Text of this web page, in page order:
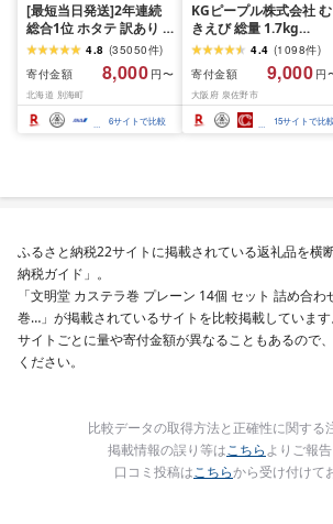
[最短当日発送]2年連続
総合1位 ホタテ 訳あり (
ふるさと納税 ほたて ふ
るさと納税 訳あり 帆立
ふるさと わけあり ホタ
テ貝柱 貝 人気 不揃い 刺
身 規格外 魚介 ランキン
グ 海鮮 冷凍 発送時期が
4.8 (35050件)
寄付金額
8,000 円〜
北海道 別海町
6サイトで比較
KGピープル株式会社 む
きえび 総量 1.7kg
(850g×2P) 特大 5Lサイ
ズ バナメイエビ バラ凍
結 下処理不要 サイズ不
揃い 訳あり
4.4 (1098件)
寄付金額
9,000 円
大阪府 泉佐野市
15サイトで比較
ふるさと納税22サイトに掲載されている返礼品を横
納税ガイド」。
「文明堂 カステラ巻 プレーン 14個 セット 詰め合わ
巻…」が掲載されているサイトを比較掲載しています
サイトごとに量や寄付金額が異なることもあるので
ください。
比較データの取得方法と正確性に関する
掲載情報の誤り等はこちらよりご報
口コミ投稿はこちらから受け付けて